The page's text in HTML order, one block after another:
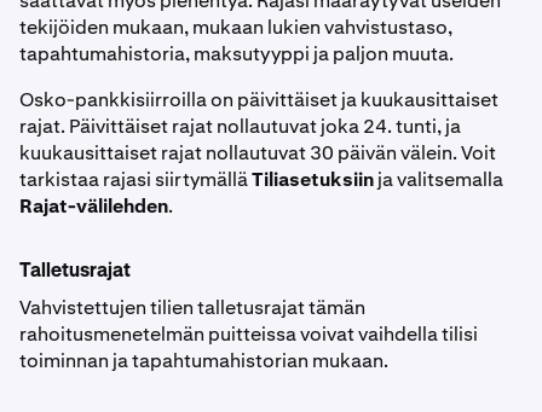
tekijöiden mukaan, mukaan lukien vahvistustaso,
tapahtumahistoria, maksutyyppi ja paljon muuta.
Osko-pankkisiirroilla on päivittäiset ja kuukausittaiset
rajat. Päivittäiset rajat nollautuvat joka 24. tunti, ja
kuukausittaiset rajat nollautuvat 30 päivän välein. Voit
tarkistaa rajasi siirtymälläTiliasetuksiinja valitsemalla
Rajat-välilehden.
Talletusrajat
Vahvistettujen tilien talletusrajat tämän
rahoitusmenetelmän puitteissa voivat vaihdella tilisi
toiminnan ja tapahtumahistorian mukaan.